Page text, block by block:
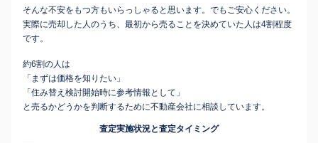
そんな不安をもつ方もいらっしゃると思います。でもご安心ください。
実際に売却した人のうち、最初から売ることを決めていた人は4割程度
です。
約6割の人は
「まずは価格を知りたい」
「住み替え検討開始時に参考情報として」
と売るかどうかを判断するために不動産会社に相談しています。
査定実施状況と査定タイミング